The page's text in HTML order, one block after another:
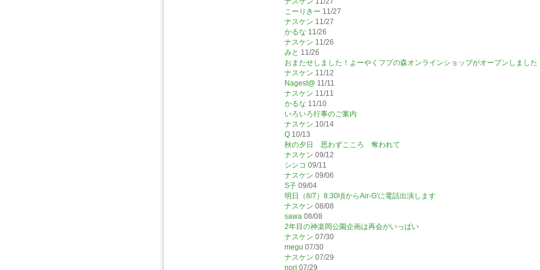
こーりきー 11/27
ナスケン 11/27
かるな 11/26
ナスケン 11/26
みと 11/26
おまたせしました！よーやくフプの森オンラインショップがオープンしました
ナスケン 11/12
Nagest@ 11/11
ナスケン 11/11
かるな 11/10
いろいろ行事のご案内
ナスケン 10/14
Q 10/13
秋の夕日 思わずこころ 奪われて
ナスケン 09/12
シンコ 09/11
ナスケン 09/06
S子 09/04
明日（8/7）8:30頃からAir-G'に電話出演します
ナスケン 08/08
sawa 08/08
2年目の神楽岡公園企画は再会がいっぱい
ナスケン 07/30
megu 07/30
ナスケン 07/29
nori 07/29